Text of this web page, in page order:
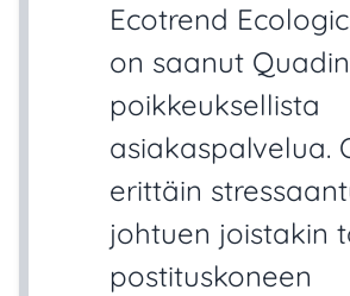
Ecotrend
on saanut
poikkeuksellista
asiakaspalvelua.
erittäin
johtuen joistakin
postituskoneen